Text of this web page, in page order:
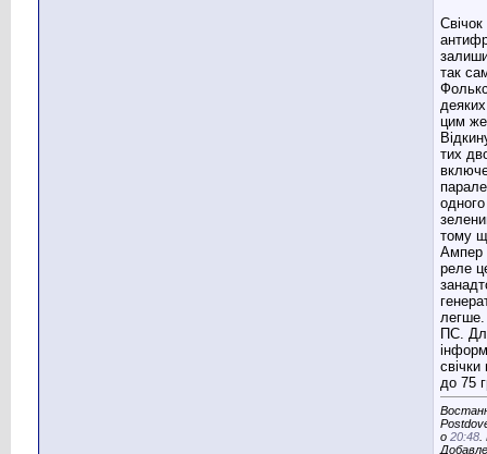
Свічок
так
цим
тих
тому
Ампер
реле
легше.
ПС.
свічки
до 75
о 20:48